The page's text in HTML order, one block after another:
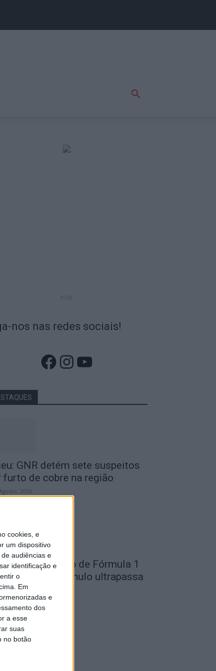
cookies, e
um dispositivo
audiências e
identificação e
o
Em
e
dos
a esse
suas
no botão
nos nas redes sociais!
Facebook
Instagram
YouTube
GNR detém sete suspeitos
furto de cobre na região
2026
Exposição de Fórmula 1
do Caramulo ultrapassa
2026